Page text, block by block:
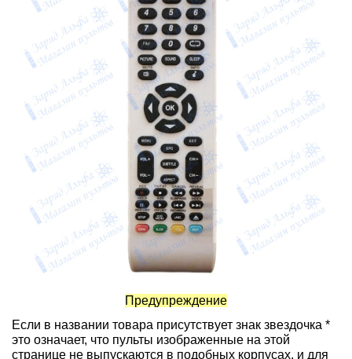
Предупреждение
Если в названии товара присутствует знак звездочка *
это означает, что пульты изображенные на этой
странице не выпускаются в подобных корпусах, и для